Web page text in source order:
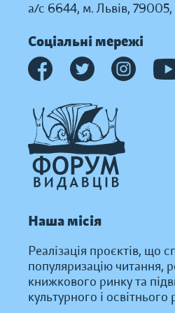
а/с 6644, м. Львів, 79005,
Соціальні мережі
Наша місія
Реалізація проєктів, що
популяризацію читання,
книжкового ринку та
культурного і освітнього